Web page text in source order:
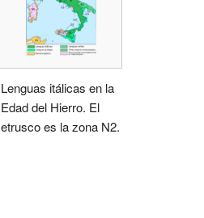
Lenguas itálicas en la
Edad del Hierro. El
etrusco es la zona N2.